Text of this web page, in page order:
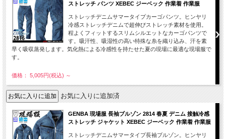
ストレッチ パンツ XEBEC ジーベック 作業着 作業服
ストレッチデニムサマータイプカーゴパンツ。ヒンヤリ
冷感ストレッチデニムで超伸びストレッチ素材を使用。
程よくフィットするスリムシルエットなカーゴパンツで
す。吸汗性、吸湿性の高い特殊な糸を織り込み、汗を素
早く吸収蒸発します。気化熱による冷感性を持たせた夏の現場に最適な現場服で
す。
価格： 5,005円(税込) ～
お気に入りに追加済
GENBA 現場服 長袖ブルゾン 2814 春夏 デニム 接触冷感
ストレッチ ジャケット XEBEC ジーベック 作業着 作業服
ストレッチデニムサマータイプ長袖ブルゾン。ヒンヤリ